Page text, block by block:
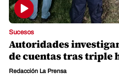
Sucesos
Autoridades
de cuentas tras triple
Redacción La Prensa